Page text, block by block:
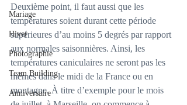
Mariage
Hiver
Photographie
Team Building
Anniversaire
Deuxième point, il faut aussi que les
températures soient durant cette période
supérieures d’au moins 5 degrés par rapport
aux normales saisonnières. Ainsi, les
températures caniculaires ne seront pas les
mêmes dans le midi de la France ou en
montagne. À titre d’exemple pour le mois